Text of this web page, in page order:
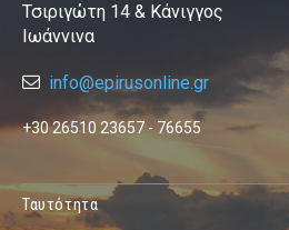
Τσιριγώτη 14 & Κάνιγγος
Ιωάννινα
info@epirusonline.gr
+30 26510 23657 - 76655
Ταυτότητα